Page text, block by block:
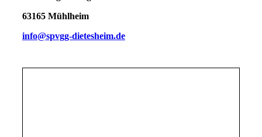
63165 Mühlheim
info@spvgg-dietesheim.de